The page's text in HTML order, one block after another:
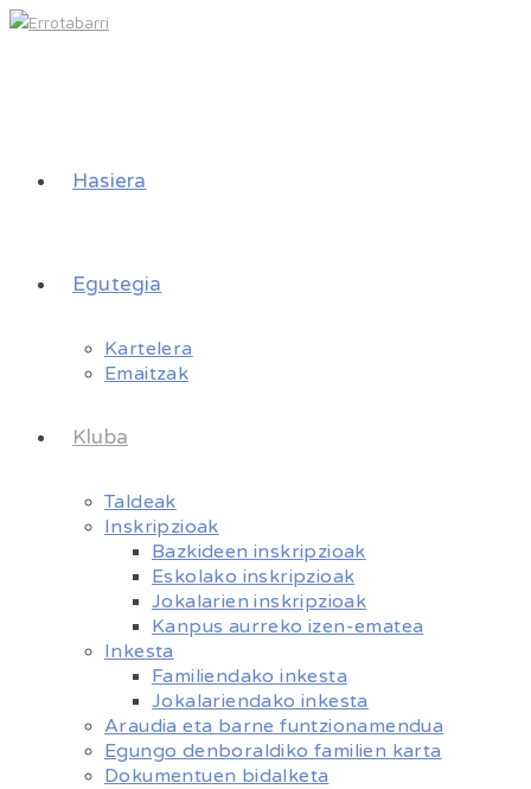
Hasiera
Egutegia
Kartelera
Emaitzak
Kluba
Taldeak
Inskripzioak
Bazkideen inskripzioak
Eskolako inskripzioak
Jokalarien inskripzioak
Kanpus aurreko izen-ematea
Inkesta
Familiendako inkesta
Jokalariendako inkesta
Araudia eta barne funtzionamendua
Egungo denboraldiko familien karta
Dokumentuen bidalketa